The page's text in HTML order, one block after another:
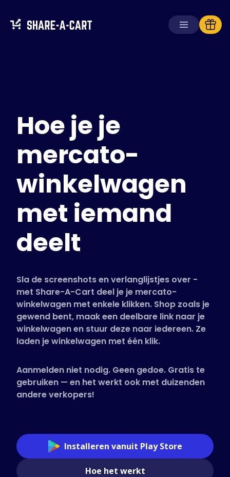
Oplossingen
Voor consumenten
Voor scholen
Voor ondernemingen
HaalPlus+
Inloggen
Nederlands (Dutch)
Hoe je je
mercato-
winkelwagen
met iemand
deelt
Sla de screenshots en verlanglijstjes over -
met Share-A-Cart deel je je mercato-
winkelwagen met enkele klikken. Shop zoals je
gewend bent, maak een deelbare link naar je
winkelwagen en stuur deze naar iedereen. Ze
laden je winkelwagen met één klik.
Aanmelden niet nodig. Geen gedoe. Gratis te
gebruiken — en het werkt ook met duizenden
andere verkopers!
Installeren vanuit Play Store
Hoe het werkt